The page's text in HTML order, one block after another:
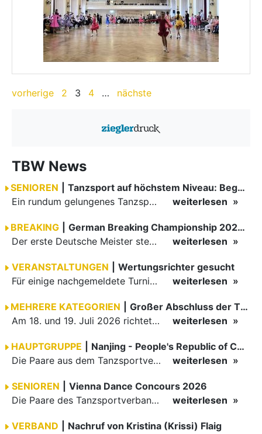
vorherige 2 3 4 … nächste
TBW News
SENIOREN
Tanzsport auf höchstem Niveau: Begeisterung bei den Turnieren in…
Ein rundum gelungenes Tanzsport-Wochenende liegt hinter den Paaren und Organisatoren in Enzklösterle. Am 1. und 2. August 2026 verwandelte sich die Festhalle wieder in einen lebendigen Mittelpunkt des…
weiterlesen
BREAKING
German Breaking Championship 2026 in Hannover
Der erste Deutsche Meister steht fest B-Boy Roman siegt bei den Juniors
weiterlesen
VERANSTALTUNGEN
Wertungsrichter gesucht
Für einige nachgemeldete Turniere im 2 Halbjahr sucht der ZWE noch Wertungsrichter.
weiterlesen
MEHRERE KATEGORIEN
Großer Abschluss der TBW-Trophy in Weinheim
Am 18. und 19. Juli 2026 richtete die Tanzsportabteilung (TSA) der TSG 1862 Weinheim das Abschlussturnier der diesjährigen TBW-Trophy-Serie aus. Zum traditionellen Saisonfinale kamen rund 400 Starts über…
weiterlesen
HAUPTGRUPPE
Nanjing - People's Republic of China
Die Paare aus dem Tanzsportverband Baden-Württemberg (TBW) haben beim hochklassig besetzten WDSF GrandSlam im chinesischen Nanjing wieder einmal auf internationalem Top-Niveau geglänzt. Das…
weiterlesen
SENIOREN
Vienna Dance Concours 2026
Die Paare des Tanzsportverbandes Baden-Württemberg (TBW) glänzten auf dem internationalen Parkett des Vienna Dance Concourse 2026 im Wiener Rathaus mit hervorragenden Platzierungen Ergebnisse unter: …
weiterlesen
VERBAND Nachruf von Kristina (Krissi) Flaig